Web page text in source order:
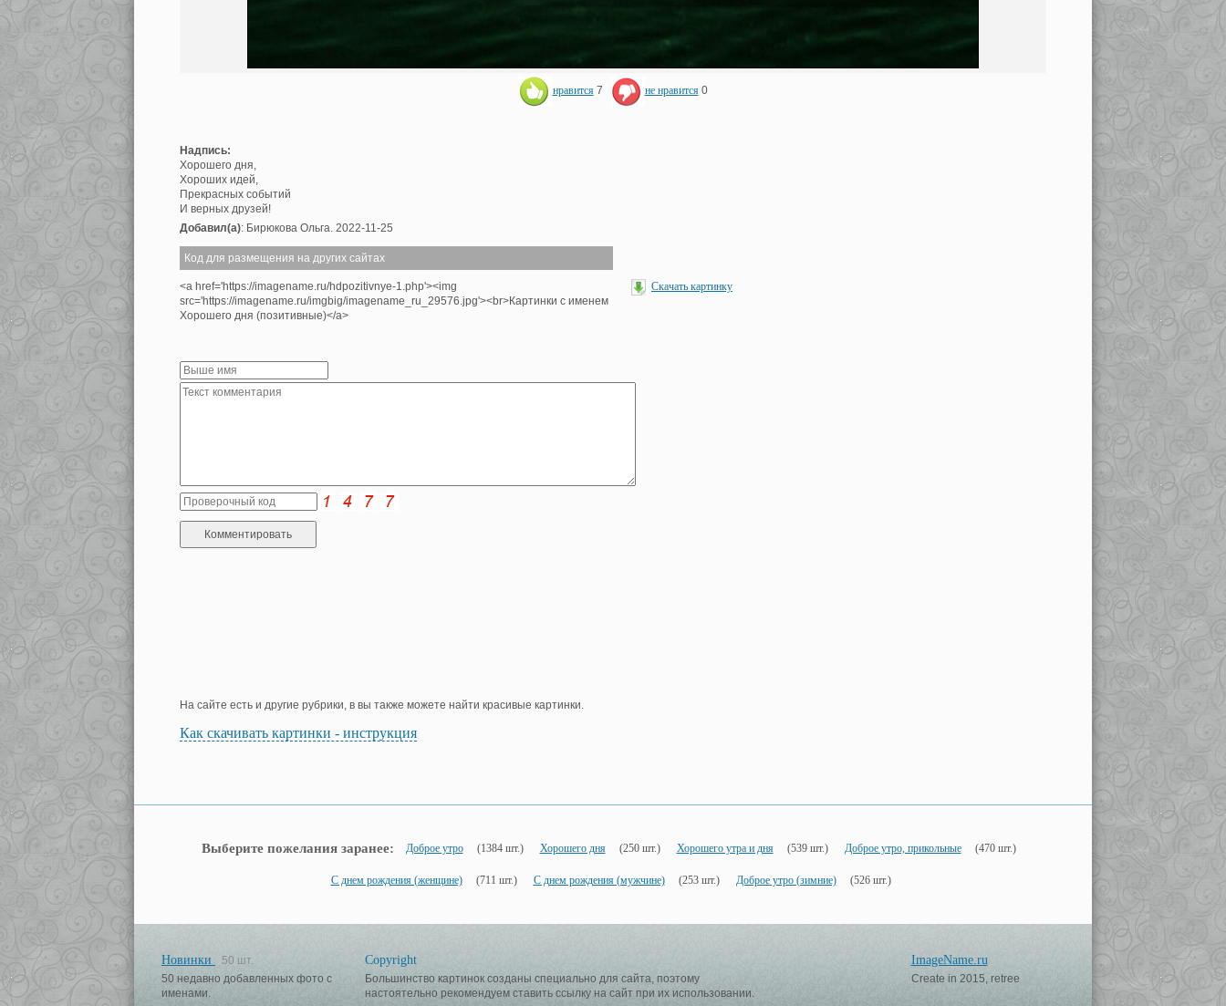
нравится 7 не нравится 0
Надпись:
Хорошего дня,
Хороших идей,
Прекрасных событий
И верных друзей!
Добавил(а): Бирюкова Ольга. 2022-11-25
Код для размещения на других сайтах
<a href='https://imagename.ru/hdpozitivnye-1.php'><img
src='https://imagename.ru/imgbig/imagename_ru_29576.jpg'><br>Картинки с именем
Хорошего дня (позитивные)</a>
Скачать картинку
На сайте есть и другие рубрики, в вы также можете найти красивые картинки.
Как скачивать картинки - инструкция
Выберите пожелания заранее: Доброе утро (1384 шт.) Хорошего дня (250 шт.) Хорошего утра и дня (539 шт.) Доброе утро, прикольные (470 шт.)
С днем рождения (женщине) (711 шт.) С днем рождения (мужчине) (253 шт.) Доброе утро (зимние) (526 шт.)
Новинки
50 шт.
50 недавно добавленных фото с
именами.
Copyright
Большинство картинок созданы специально для сайта, поэтому
настоятельно рекомендуем ставить ссылку на сайт при их использовании.
ImageName.ru
Create in 2015, retree